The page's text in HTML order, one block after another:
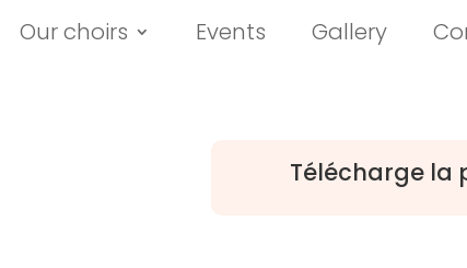
Our choirs Events Gallery
Télécharge la